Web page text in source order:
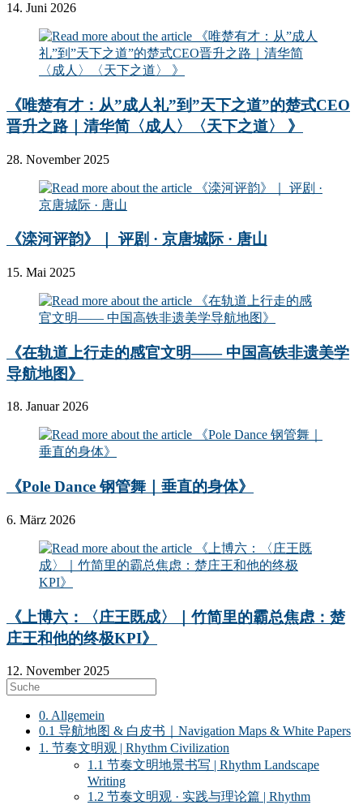
14. Juni 2026
《唯楚有才：从”成人礼”到”天下之道”的楚式CEO
晋升之路｜清华简〈成人〉〈天下之道〉 》
28. November 2025
《滦河评韵》｜ 评剧 · 京唐城际 · 唐山
15. Mai 2025
《在轨道上行走的感官文明—— 中国高铁非遗美学
导航地图》
18. Januar 2026
《Pole Dance 钢管舞｜垂直的身体》
6. März 2026
《上博六：〈庄王既成〉｜竹简里的霸总焦虑：楚
庄王和他的终极KPI》
12. November 2025
0. Allgemein
0.1 导航地图 & 白皮书｜Navigation Maps & White Papers
1. 节奏文明观 | Rhythm Civilization
1.1 节奏文明地景书写 | Rhythm Landscape
Writing
1.2 节奏文明观 · 实践与理论篇 | Rhythm